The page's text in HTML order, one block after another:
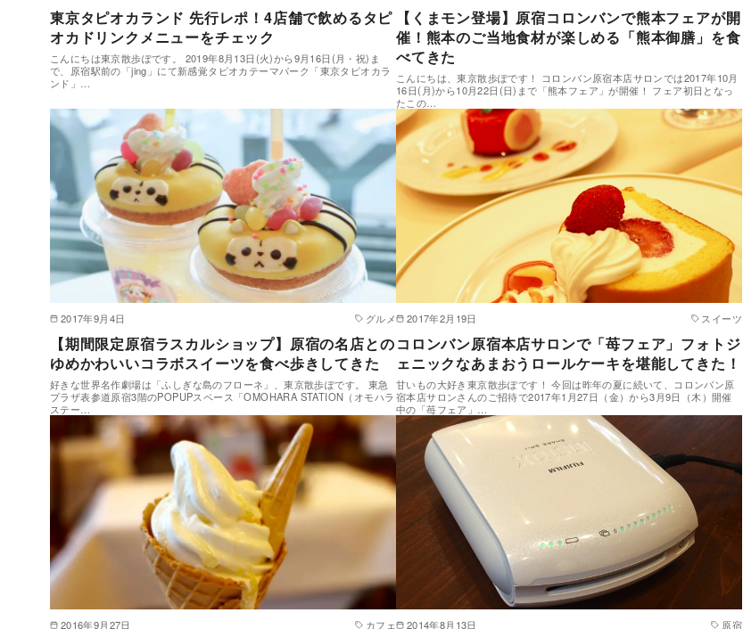
東京タピオカランド 先行レポ！4店舗で飲めるタピ
オカドリンクメニューをチェック
こんにちは東京散歩ぽです。 2019年8月13日(火)から9月16日(月・祝)ま
で、原宿駅前の「jing」にて新感覚タピオカテーマパーク「東京タピオカラ
ンド」…
【くまモン登場】原宿コロンバンで熊本フェアが開
催！熊本のご当地食材が楽しめる「熊本御膳」を食
べてきた
こんにちは、東京散歩ぽです！ コロンバン原宿本店サロンでは2017年10月
16日(月)から10月22日(日)まで「熊本フェア」が開催！ フェア初日となっ
たこの…
2017年9月4日 グルメ
【期間限定原宿ラスカルショップ】原宿の名店との
ゆめかわいいコラボスイーツを食べ歩きしてきた
好きな世界名作劇場は「ふしぎな島のフローネ」、東京散歩ぽです。 東急
プラザ表参道原宿3階のPOPUPスペース「OMOHARA STATION（オモハラ
ステー…
2017年2月19日 スイーツ
コロンバン原宿本店サロンで「苺フェア」フォトジ
ェニックなあまおうロールケーキを堪能してきた！
甘いもの大好き東京散歩ぽです！ 今回は昨年の夏に続いて、コロンバン原
宿本店サロンさんのご招待で2017年1月27日（金）から3月9日（木）開催
中の「苺フェア」…
2016年9月27日 カフェ 2014年8月13日 原宿